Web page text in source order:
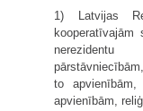
1) Latvijas
kooperatīvajām
nerezidentu
to apvienībām,
apvienībām,